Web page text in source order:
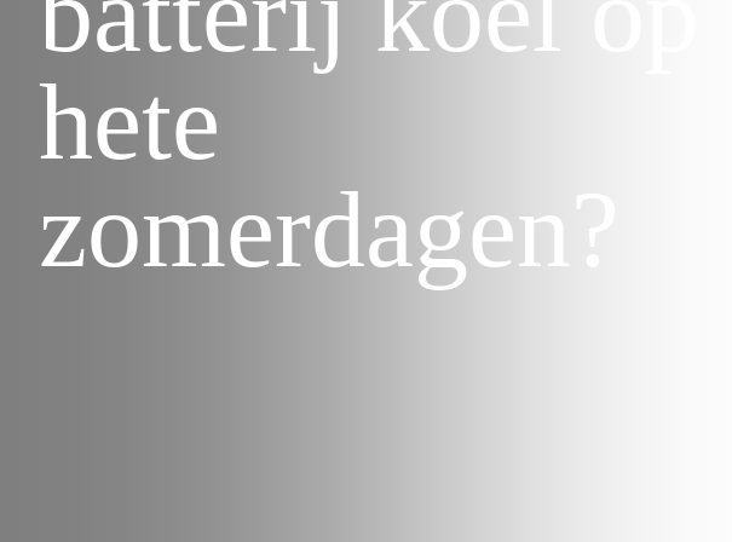
hete
zomerdagen?